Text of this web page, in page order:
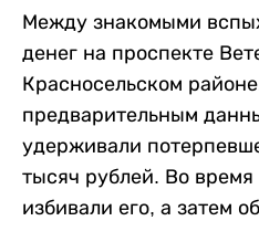
Между знакомыми
денег на проспекте
Красносельском
предварительным
удерживали
тысяч рублей. Во
избивали его, а затем